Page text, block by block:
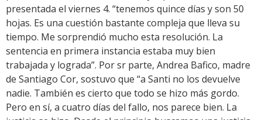
presentada el viernes 4. “tenemos quince días y son 50
hojas. Es una cuestión bastante compleja que lleva su
tiempo. Me sorprendió mucho esta resolución. La
sentencia en primera instancia estaba muy bien
trabajada y lograda”. Por sr parte, Andrea Bafico, madre
de Santiago Cor, sostuvo que “a Santi no los devuelve
nadie. También es cierto que todo se hizo más gordo.
Pero en sí, a cuatro días del fallo, nos parece bien. La